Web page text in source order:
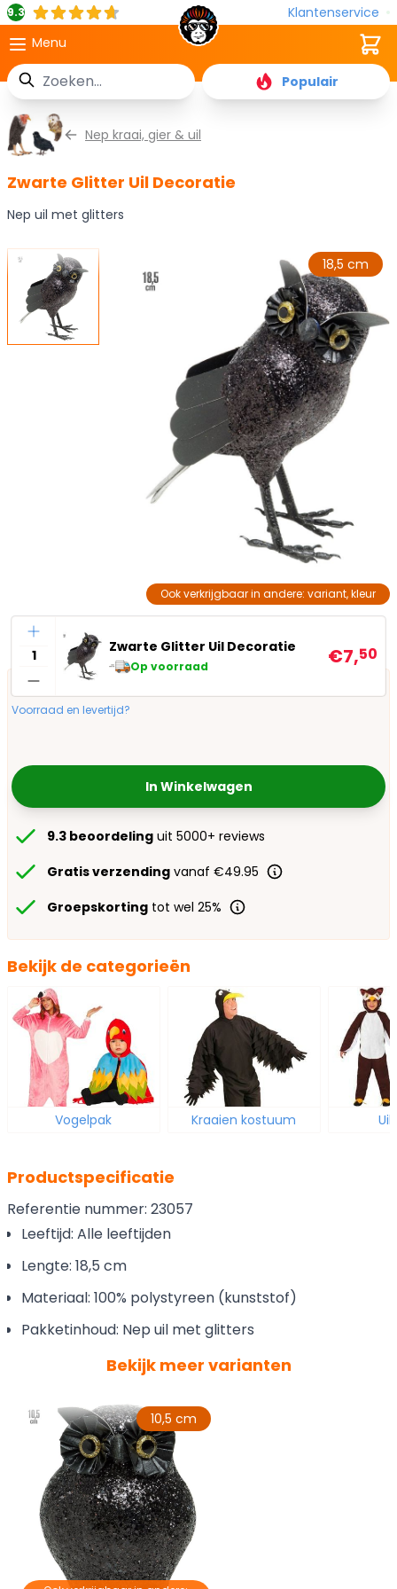
9.3
Klantenservice
Menu
Zoek
Populair
Cart
Nep kraai, gier & uil
Zwarte Glitter Uil Decoratie
Nep uil met glitters
18,5 cm
Ook verkrijgbaar in andere: variant, kleur
Aantal
Zwarte Glitter Uil Decoratie
Op voorraad €7,50
Voorraad en levertijd?
In Winkelwagen
9.3 beoordeling uit 5000+ reviews
Gratis verzending vanaf €49.95
Groepskorting tot wel 25%
Bekijk de categorieën
Vogelpak Kraaien kostuum
Productspecificatie
Referentie nummer: 23057
Leeftijd: Alle leeftijden
Lengte: 18,5 cm
Materiaal: 100% polystyreen (kunststof)
Pakketinhoud: Nep uil met glitters
Bekijk meer varianten
10,5 cm